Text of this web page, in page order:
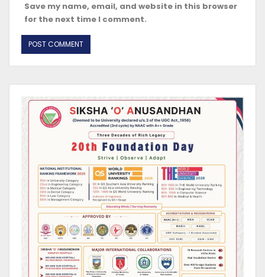
Save my name, email, and website in this browser
for the next time I comment.